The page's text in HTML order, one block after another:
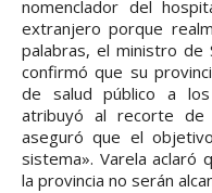
nomenclador del
extranjero porque
palabras, el ministro de
confirmó que su
de salud público a
atribuyó al recorte
aseguró que el
sistema». Varela aclaró
la provincia no serán